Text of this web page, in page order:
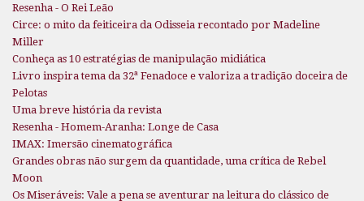
Resenha - O Rei Leão
Circe: o mito da feiticeira da Odisseia recontado por Madeline
Miller
Conheça as 10 estratégias de manipulação midiática
Livro inspira tema da 32ª Fenadoce e valoriza a tradição doceira de
Pelotas
Uma breve história da revista
Resenha - Homem-Aranha: Longe de Casa
IMAX: Imersão cinematográfica
Grandes obras não surgem da quantidade, uma crítica de Rebel
Moon
Os Miseráveis: Vale a pena se aventurar na leitura do clássico de